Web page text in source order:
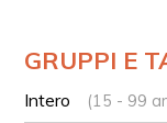
Trasferimento
GRUPPI E
Intero (15 - 99